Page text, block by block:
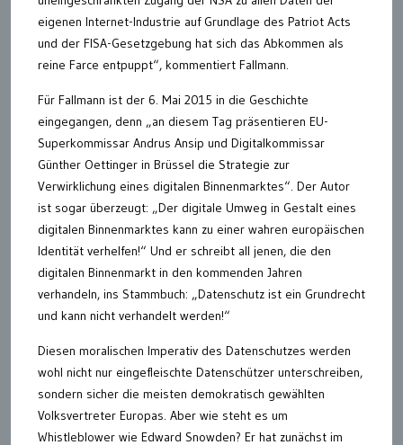
eigenen Internet-Industrie auf Grundlage des Patriot Acts
und der FISA-Gesetzgebung hat sich das Abkommen als
reine Farce entpuppt“, kommentiert Fallmann.
Für Fallmann ist der 6. Mai 2015 in die Geschichte
eingegangen, denn „an diesem Tag präsentieren EU-
Superkommissar Andrus Ansip und Digitalkommissar
Günther Oettinger in Brüssel die Strategie zur
Verwirklichung eines digitalen Binnenmarktes“. Der Autor
ist sogar überzeugt: „Der digitale Umweg in Gestalt eines
digitalen Binnenmarktes kann zu einer wahren europäischen
Identität verhelfen!“ Und er schreibt all jenen, die den
digitalen Binnenmarkt in den kommenden Jahren
verhandeln, ins Stammbuch: „Datenschutz ist ein Grundrecht
und kann nicht verhandelt werden!“
Diesen moralischen Imperativ des Datenschutzes werden
wohl nicht nur eingefleischte Datenschützer unterschreiben,
sondern sicher die meisten demokratisch gewählten
Volksvertreter Europas. Aber wie steht es um
Whistleblower wie Edward Snowden? Er hat zunächst im